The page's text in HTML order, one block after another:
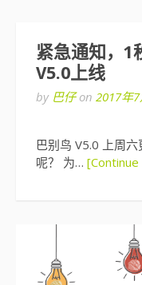
紧急通知，1
V5.0上线
by 巴仔on 2017年
巴别鸟 V5.0 上周
呢？ 为…